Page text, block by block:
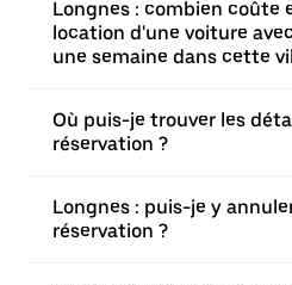
Longnes : combien coûte
location d'une voiture
une semaine dans cette
Où puis-je trouver les
réservation ?
Longnes : puis-je y
réservation ?